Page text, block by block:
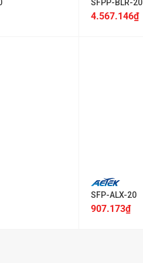
SFPP-BLR-20
4.567.146₫
SFP-ALX-20
907.173₫